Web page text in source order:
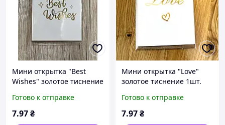
Мини открытка "Best
Wishes" золотое тиснение
Готово к отправке
7.97₴
Мини открытка "Love"
золотое тиснение 1шт.
Готово к отправке
7.97₴